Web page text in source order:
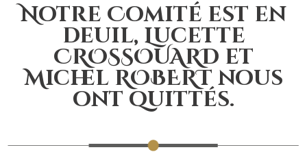
Notre Comité est en
deuil, Lucette
CROSSOUARD et
Michel ROBERT nous
ont quittés.